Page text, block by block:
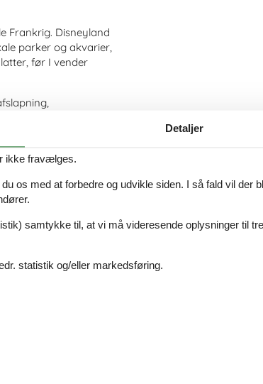
Frankrig. Disneyland
parker og akvarier,
før I vender
er der altid
Detaljer
ikke fravælges.
os med at forbedre og udvikle siden. I så fald vil der
samtykke til, at vi må videresende oplysninger til
statistik og/eller markedsføring.